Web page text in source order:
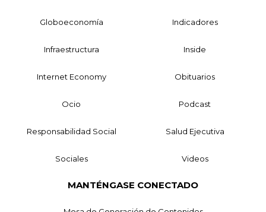
Globoeconomía Indicadores
Infraestructura Inside
Internet Economy Obituarios
Ocio Podcast
Responsabilidad Social Salud Ejecutiva
Sociales Videos
MANTÉNGASE CONECTADO